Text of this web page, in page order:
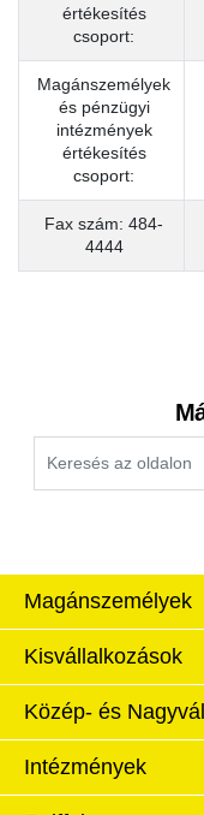
értékesítés
csoport:
Magánszemélyek
és pénzügyi
intézmények
értékesítés
csoport:
Fax szám: 484-
4444
Magánszemélyek
Kisvállalkozások
Közép- és
Intézmények